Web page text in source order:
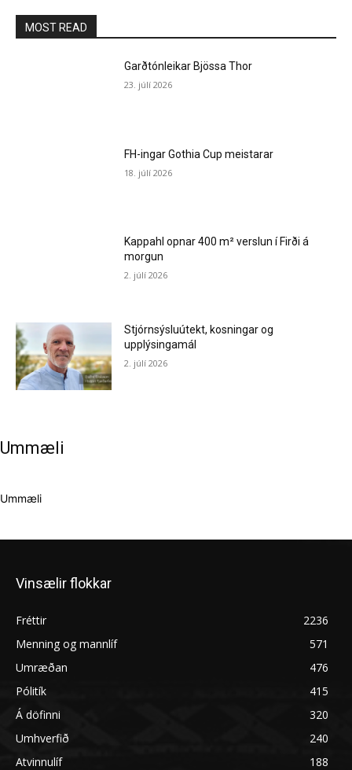
MOST READ
Garðtónleikar Bjössa Thor
23. júlí 2026
FH-ingar Gothia Cup meistarar
18. júlí 2026
Kappahl opnar 400 m² verslun í Firði á
morgun
2. júlí 2026
Stjórnsýsluútekt, kosningar og
upplýsingamál
2. júlí 2026
Ummæli
Ummæli
Vinsælir flokkar
Fréttir
2236
Menning og mannlíf
571
Umræðan
476
Pólitík
415
Á döfinni
320
Umhverfið
240
Atvinnulíf
188